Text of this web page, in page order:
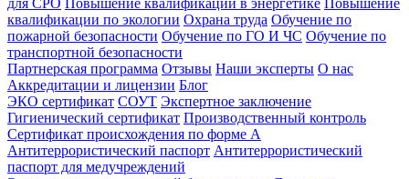
для СРО Повышение квалификации в энергетике Повышение
квалификации по экологии Охрана труда Обучение по
пожарной безопасности Обучение по ГО И ЧС Обучение по
транспортной безопасности
Партнерская программа Отзывы Наши эксперты О нас
Аккредитации и лицензии Блог
ЭКО сертификат СОУТ Экспертное заключение
Гигиенический сертификат Производственный контроль
Сертификат происхождения по форме А
Антитеррористический паспорт Антитеррористический
паспорт для медучреждений